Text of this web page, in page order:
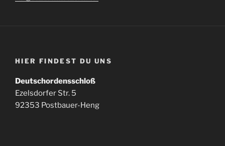
HIER FINDEST DU UNS
Deutschordensschloß
Ezelsdorfer Str. 5
92353 Postbauer-Heng